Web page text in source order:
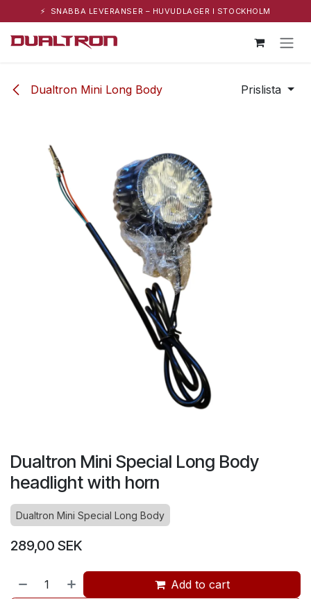
⚡ SNABBA LEVERANSER – HUVUDLAGER I STOCKHOLM
Dualtron Mini Long Body Prislista
Dualtron Mini Special Long Body
headlight with horn
Dualtron Mini Special Long Body
289,00 SEK
Add to cart